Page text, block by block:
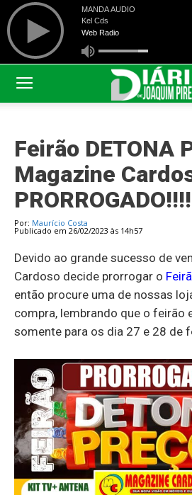
Feirão DETONA
Magazine
PRORROGADO!!!!
Por: Maurício Costa
Publicado em 26/02/2023 às 14h57
Devido ao grande sucesso de
Cardoso decide prorrogar o
então procure uma de nossas
compra, lembrando que o feirão
somente para os dia 27 e 28 de